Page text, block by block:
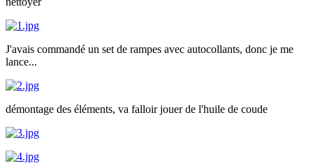
J'avais commandé un set de rampes avec autocollants, donc je me
lance...
démontage des éléments, va falloir jouer de l'huile de coude